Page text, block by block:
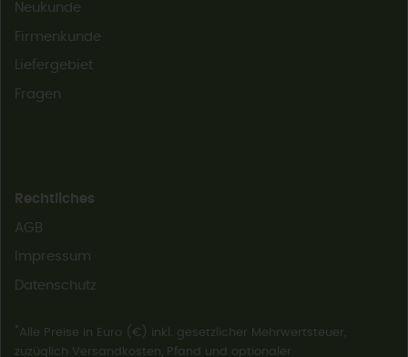
Neukunde
Firmenkunde
Liefergebiet
Fragen
Rechtliches
AGB
Impressum
Datenschutz
* Alle Preise in Euro (€) inkl. gesetzlicher Mehrwertsteuer,
zuzüglich Versandkosten, Pfand und optionaler